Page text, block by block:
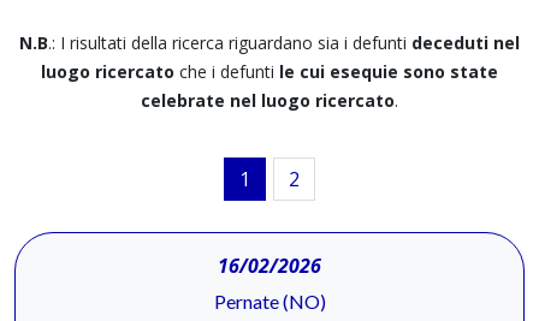
N.B.: I risultati della ricerca riguardano sia i defunti deceduti nel
luogo ricercato che i defunti le cui esequie sono state
celebrate nel luogo ricercato.
1 2
16/02/2026
Pernate (NO)